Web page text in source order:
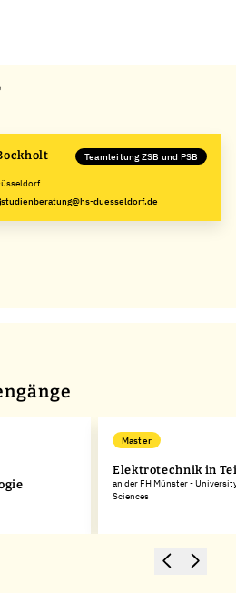
Teamleitung ZSB und PSB
studienberatung@hs-duesseldorf.de
Master
Elektrotechnik in
an der FH Münster -
Sciences